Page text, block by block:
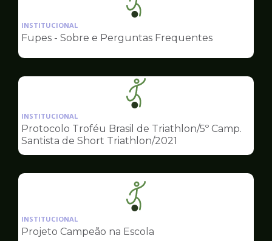
Ilustração
da
pagina
Esportes
INSTITUCIONAL
Fupes - Sobre e Perguntas Frequentes
Ilustração
da
pagina
de
Esportes
INSTITUCIONAL
Protocolo Troféu Brasil de Triathlon/5º Camp.
Santista de Short Triathlon/2021
Ilustração
da
pagina
INSTITUCIONAL
Projeto Campeão na Escola